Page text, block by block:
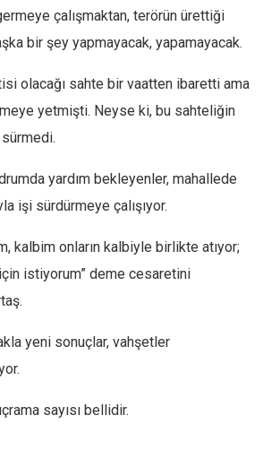
çalışmaktan, terörün ürettiği
bir şey yapmayacak, yapamayacak.
olacağı sahte bir vaatten ibaretti ama
yetmişti. Neyse ki, bu sahteliğin
yardım bekleyenler, mahallede
işi sürdürmeye çalışıyor.
kalbim onların kalbiyle birlikte atıyor;
istiyorum” deme cesaretini
yeni sonuçlar, vahşetler
sayısı bellidir.